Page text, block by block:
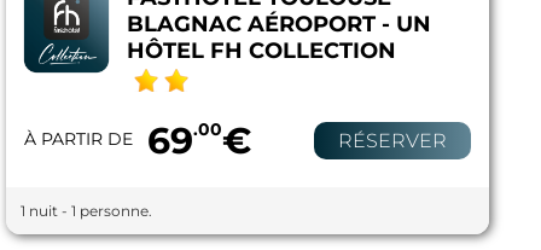
BLAGNAC AÉROPORT - UN
HÔTEL FH COLLECTION
À PARTIR DE 69.00€ RÉSERVER
1 nuit - 1 personne.